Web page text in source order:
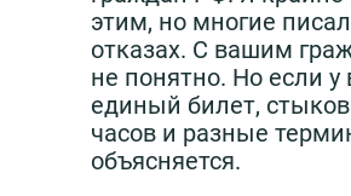
этим, но многие
отказах. С вашим
не понятно. Но если у
единый билет,
часов и разные
объясняется.